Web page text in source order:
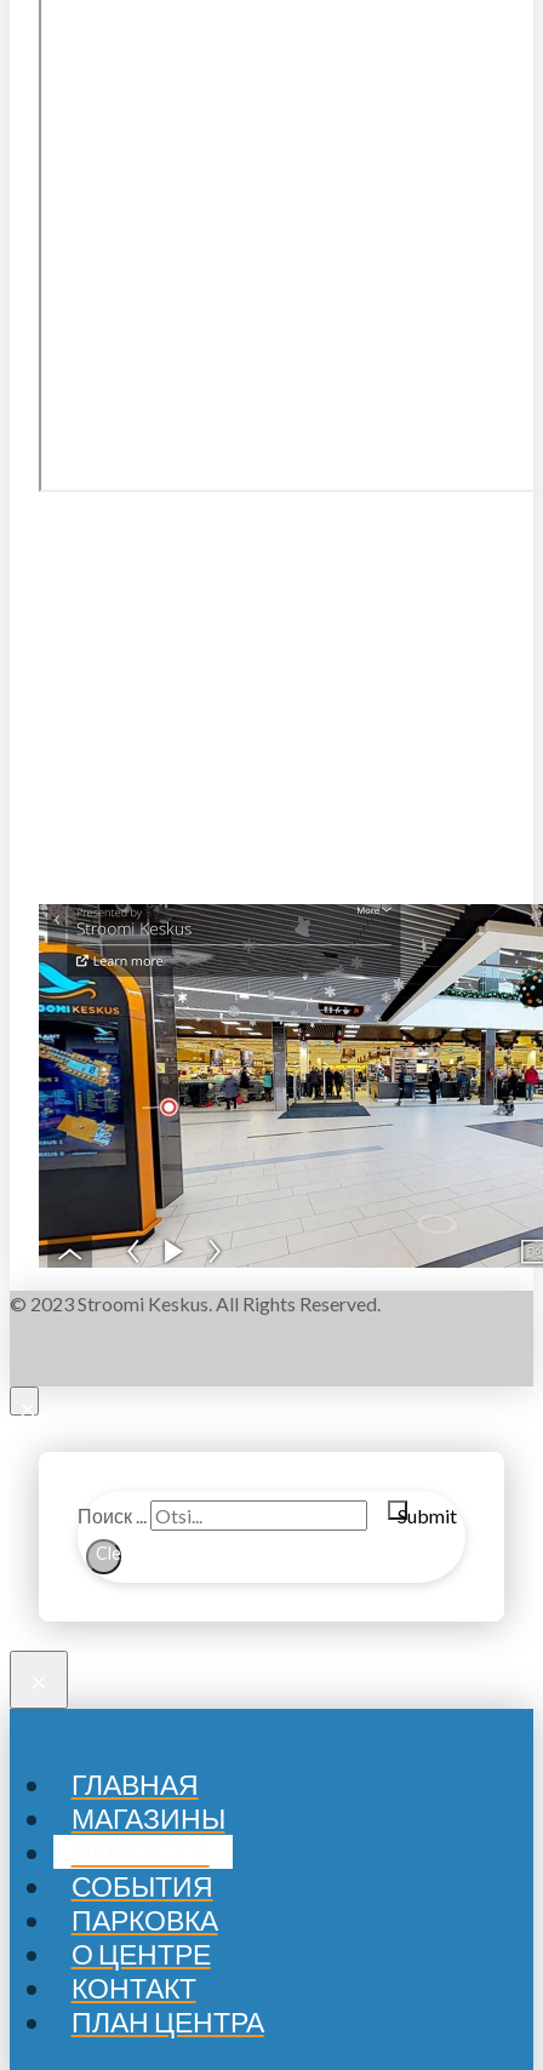
© 2023 Stroomi Keskus. All Rights Reserved.
×
Поиск ... Submit
Clear
ГЛАВНАЯ
МАГАЗИНЫ
СОБЫТИЯ
ПАРКОВКА
О ЦЕНТРЕ
КОНТАКТ
ПЛАН ЦЕНТРА